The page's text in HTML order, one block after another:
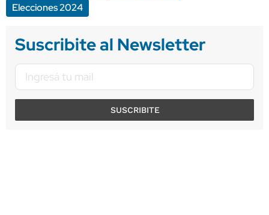
Elecciones 2024
Suscribite al Newsletter
SUSCRIBITE